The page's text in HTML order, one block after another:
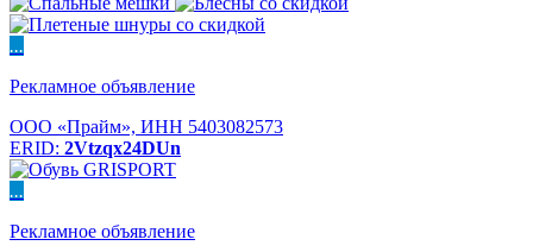
...
Рекламное объявление
ООО «Прайм», ИНН 5403082573
ERID: 2Vtzqx24DUn
...
Рекламное объявление